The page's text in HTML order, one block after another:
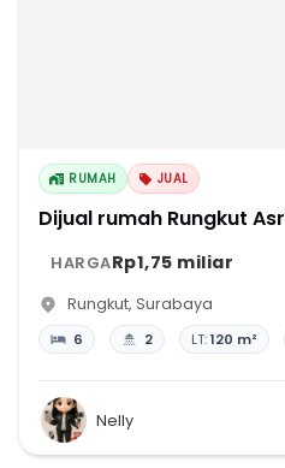
RUMAH JUAL
Dijual rumah Rungkut
HARGARp1,75 miliar
Rungkut, Surabaya
6 2 LT:120 m²
Nelly